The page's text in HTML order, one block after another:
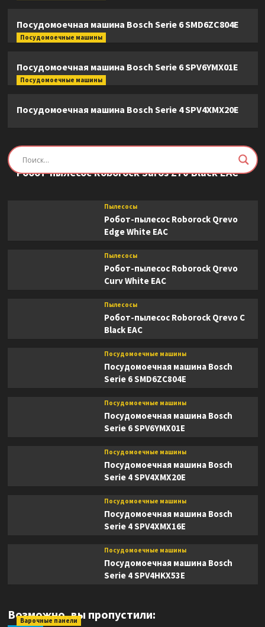
Посудомоечная машина Bosch Serie 6 SMD6ZC804E
Посудомоечные машины
Посудомоечная машина Bosch Serie 6 SPV6YMX01E
Посудомоечные машины
Посудомоечная машина Bosch Serie 4 SPV4XMX20E
Пылесосы
Робот-пылесос Roborock Saros Z70 Black EAC
Пылесосы
Робот-пылесос Roborock Qrevo
Edge White EAC
Пылесосы
Робот-пылесос Roborock Qrevo
Curv White EAC
Пылесосы
Робот-пылесос Roborock Qrevo C
Black EAC
Посудомоечные машины
Посудомоечная машина Bosch
Serie 6 SMD6ZC804E
Посудомоечные машины
Посудомоечная машина Bosch
Serie 6 SPV6YMX01E
Посудомоечные машины
Посудомоечная машина Bosch
Serie 4 SPV4XMX20E
Посудомоечные машины
Посудомоечная машина Bosch
Serie 4 SPV4XMX16E
Посудомоечные машины
Посудомоечная машина Bosch
Serie 4 SPV4HKX53E
Возможно, вы пропустили:
Варочные панели